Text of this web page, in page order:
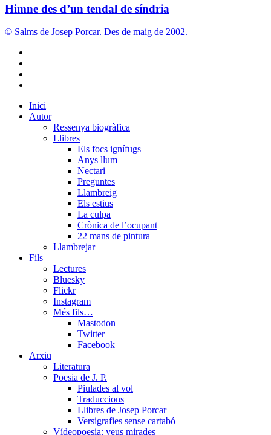
tendal
de
síndria
Himne des d’un tendal de síndria
© Salms de Josep Porcar. Des de maig de 2002.
Close
Menu
Inici
Autor
Ressenya biogràfica
Llibres
Els focs ignífugs
Anys llum
Nectari
Preguntes
Llambreig
Els estius
La culpa
Crònica de l’ocupant
22 mans de pintura
Llambrejar
Fils
Lectures
Bluesky
Flickr
Instagram
Més fils…
Mastodon
Twitter
Facebook
Arxiu
Literatura
Poesia de J. P.
Piulades al vol
Traduccions
Llibres de Josep Porcar
Versigrafies sense cartabó
Vídeopoesia: veus mirades